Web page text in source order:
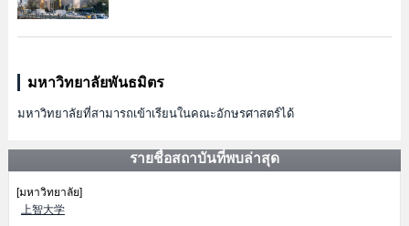
มหาวิทยาลัยพันธมิตร
มหาวิทยาลัยที่สามารถเข้าเรียนในคณะอักษรศาสตร์ได้
รายชื่อสถาบันที่พบล่าสุด
[มหาวิทยาลัย]
上智大学